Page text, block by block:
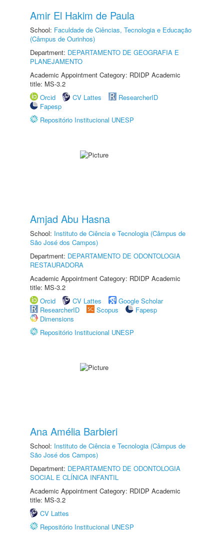
Amir El Hakim de Paula
School: Faculdade de Ciências, Tecnologia e Educação
(Câmpus de Ourinhos)
Department: DEPARTAMENTO DE GEOGRAFIA E
PLANEJAMENTO
Academic Appointment Category: RDIDP Academic
title: MS-3.2
Orcid
CV Lattes
ResearcherID
Fapesp
Repositório Institucional UNESP
Amjad Abu Hasna
School: Instituto de Ciência e Tecnologia (Câmpus de
São José dos Campos)
Department: DEPARTAMENTO DE ODONTOLOGIA
RESTAURADORA
Academic Appointment Category: RDIDP Academic
title: MS-3.2
Orcid
CV Lattes
Google Scholar
ResearcherID
Scopus
Fapesp
Dimensions
Repositório Institucional UNESP
Ana Amélia Barbieri
School: Instituto de Ciência e Tecnologia (Câmpus de
São José dos Campos)
Department: DEPARTAMENTO DE ODONTOLOGIA
SOCIAL E CLÍNICA INFANTIL
Academic Appointment Category: RDIDP Academic
title: MS-3.2
CV Lattes
Repositório Institucional UNESP